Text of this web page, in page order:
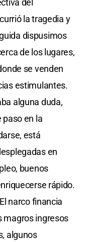
del
la tragedia y
dispusimos
de los lugares,
se venden
estimulantes.
alguna duda,
paso en la
está
en
buenos
rápido.
narco financia
magros ingresos
algunos